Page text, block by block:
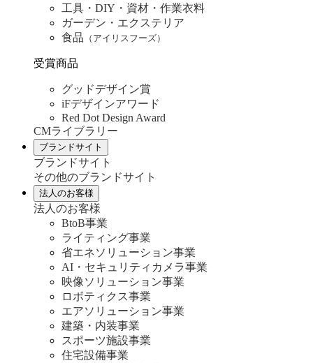
工具・DIY・資材・作業衣料
ガーデン・エクステリア
食品 （アイリスフーズ）
受賞商品
グッドデザイン賞
iFデザインアワード
Red Dot Design Award
CMライブラリー
ブランドサイト
ブランドサイト
その他のブランドサイト
法人のお客様
法人のお客様
BtoB事業
ライティング事業
省エネソリューション事業
AI・セキュリティカメラ事業
映像ソリューション事業
ロボティクス事業
エアソリューション事業
建築・内装事業
スポーツ施設事業
住宅設備事業